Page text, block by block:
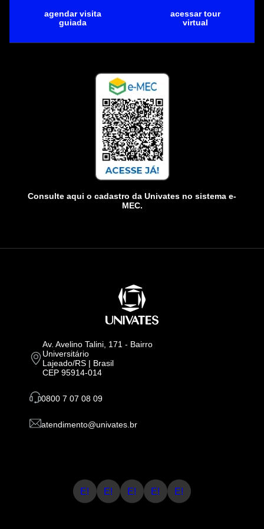
agendar visita
guiada
acessar tour
virtual
Consulte aqui o cadastro da Univates no sistema e-
MEC.
Av. Avelino Talini, 171 - Bairro
Universitário
Lajeado/RS | Brasil
CEP 95914-014
0800 7 07 08 09
atendimento@univates.br
E! E! E! E! E!